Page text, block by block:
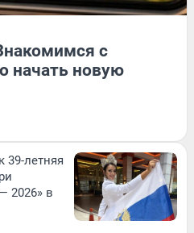
с
начать новую
летняя
2026» в